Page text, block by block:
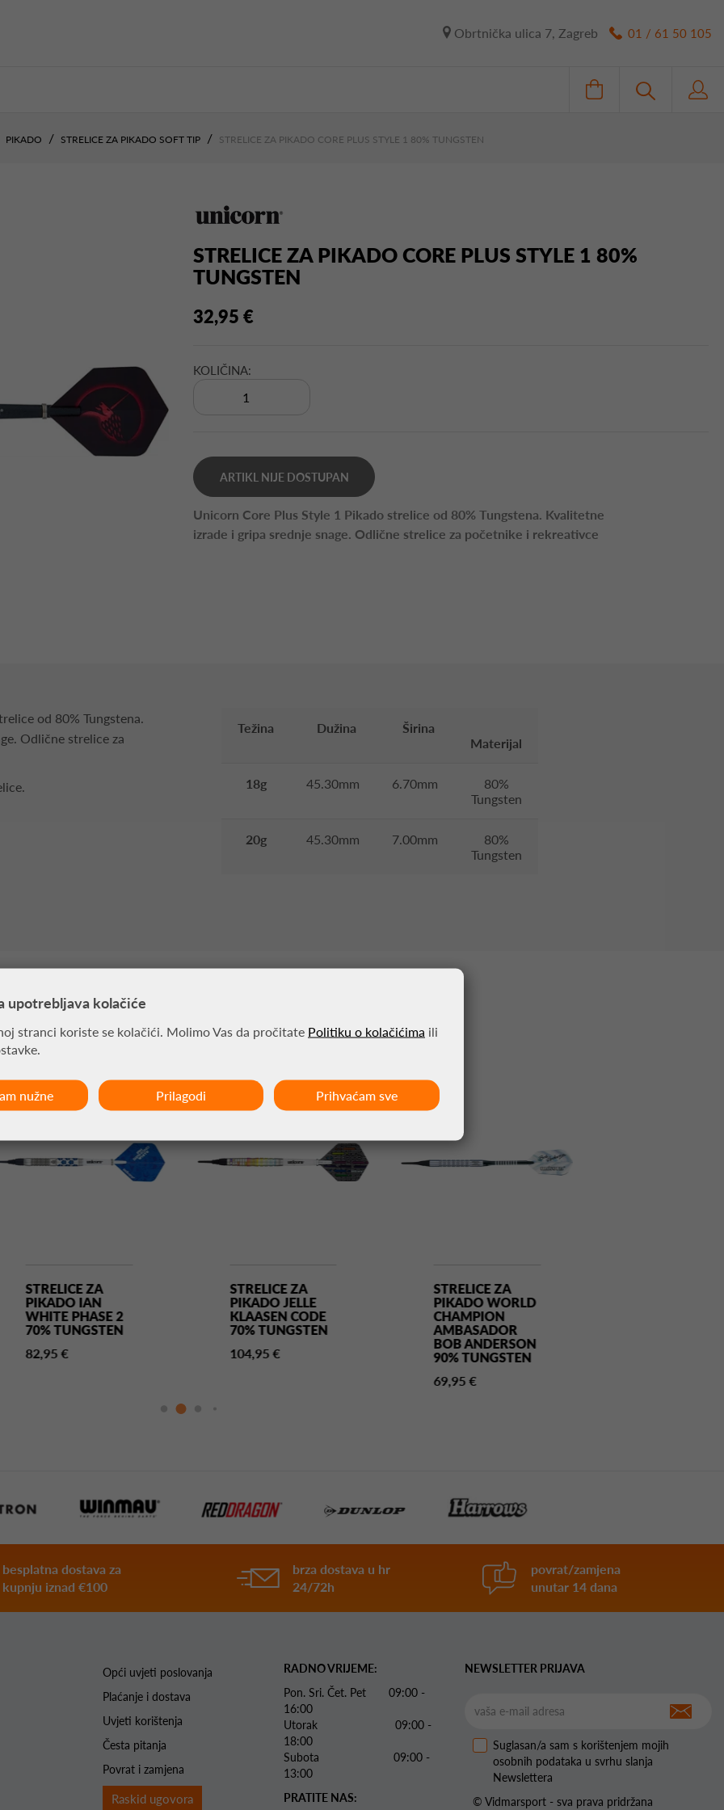
Obrtnička ulica 7, Zagreb 01 / 61 50 105
PIKADO STRELICE ZA PIKADO SOFT TIP STRELICE ZA PIKADO CORE PLUS STYLE 1 80% TUNGSTEN
STRELICE ZA PIKADO CORE PLUS STYLE 1 80%
TUNGSTEN
32,95 €
KOLIČINA:
ARTIKL NIJE DOSTUPAN
Unicorn Core Plus Style 1 Pikado strelice od 80% Tungstena. Kvalitetne
izrade i gripa srednje snage. Odlične strelice za početnike i rekreativce
od 80% Tungstena.
Odlične strelice za
Težina Dužina
Širina
Materijal
18g 45.30mm 6.70mm
80%
Tungsten
20g 45.30mm 7.00mm
80%
Tungsten
MOŽDA VAS ZANIMA
STRELICE ZA
PIKADO IAN
WHITE PHASE 2
70% TUNGSTEN
82,95 €
STRELICE ZA
PIKADO JELLE
KLAASEN CODE
70% TUNGSTEN
104,95 €
STRELICE ZA
PIKADO WORLD
CHAMPION
AMBASADOR
BOB ANDERSON
90% TUNGSTEN
69,95 €
besplatna dostava za
kupnju iznad €100
brza dostava u hr
24/72h
povrat/zamjena
unutar 14 dana
Opći uvjeti poslovanja
Plaćanje i dostava
Uvjeti korištenja
Česta pitanja
Povrat i zamjena
Raskid ugovora
RADNO VRIJEME:
Pon. Sri. Čet. Pet 09:00 -
16:00
Utorak 09:00 -
18:00
Subota 09:00 -
13:00
PRATITE NAS:
NEWSLETTER PRIJAVA
Suglasan/a sam s korištenjem mojih
osobnih podataka u svrhu slanja
Newslettera
© Vidmarsport - sva prava pridržana
upotrebljava kolačiće
stranci koriste se kolačići. Molimo Vas da pročitate Politiku o kolačićima ili
nužne Prilagodi Prihvaćam sve